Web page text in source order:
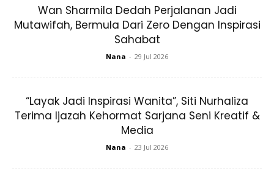
Tambah beliau, “Kami ingin menyediakan penyelesaian
Wan Sharmila Dedah Perjalanan Jadi
Mutawifah, Bermula Dari Zero Dengan Inspirasi
Sahabat
Nana - 29 Jul 2026
“Layak Jadi Inspirasi Wanita”, Siti Nurhaliza
Terima Ijazah Kehormat Sarjana Seni Kreatif &
Media
Nana - 23 Jul 2026